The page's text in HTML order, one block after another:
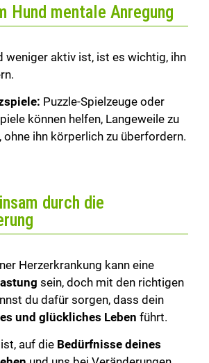
Hund mentale Anregung
weniger aktiv ist, ist es wichtig, ihn
Puzzle-Spielzeuge oder
können helfen, Langeweile zu
ohne ihn körperlich zu überfordern.
durch die
Herzerkrankung kann eine
sein, doch mit den richtigen
du dafür sorgen, dass dein
und glückliches Leben führt.
auf die Bedürfnisse deines